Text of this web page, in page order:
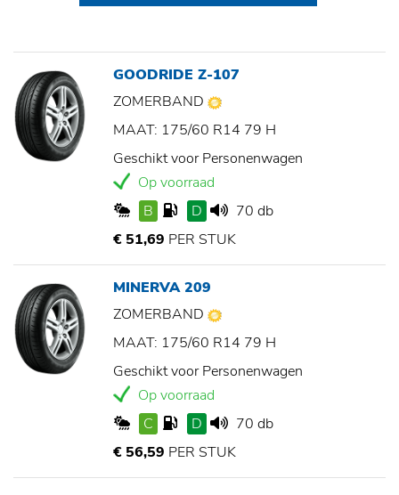
GOODRIDE Z-107
ZOMERBAND
MAAT: 175/60 R14 79 H
Geschikt voor Personenwagen
Op voorraad
B
D
70 db
€ 51,69 PER STUK
MINERVA 209
ZOMERBAND
MAAT: 175/60 R14 79 H
Geschikt voor Personenwagen
Op voorraad
C
D
70 db
€ 56,59 PER STUK